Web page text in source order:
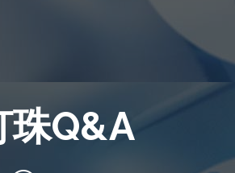
珠Q&A